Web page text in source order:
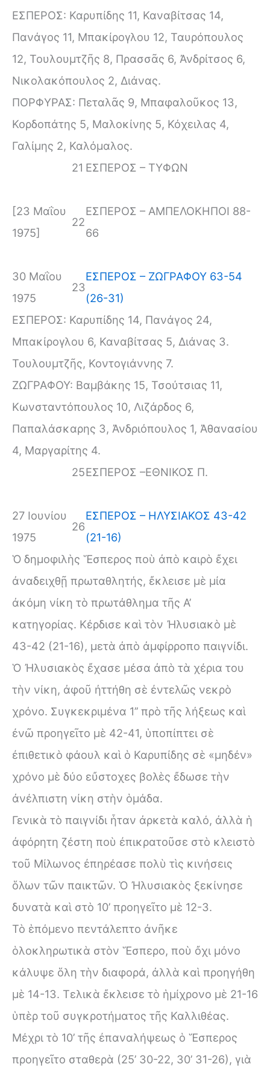
ΕΣΠΕΡΟΣ: Καρυπίδης 11, Καναβίτσας 14,
Πανάγος 11, Μπακίρογλου 12, Ταυρόπουλος
12, Τουλουμτζῆς 8, Πρασσᾶς 6, Ἀνδρίτσος 6,
Νικολακόπουλος 2, Διάνας.
ΠΟΡΦΥΡΑΣ: Πεταλᾶς 9, Μπαφαλοῦκος 13,
Κορδοπάτης 5, Μαλοκίνης 5, Κόχειλας 4,
Γαλίμης 2, Καλόμαλος.
21 ΕΣΠΕΡΟΣ – ΤΥΦΩΝ
[23 Μαΐου
1975]
22
ΕΣΠΕΡΟΣ – ΑΜΠΕΛΟΚΗΠΟΙ 88-
66
30 Μαΐου
1975
23
ΕΣΠΕΡΟΣ – ΖΩΓΡΑΦΟΥ 63-54
(26-31)
ΕΣΠΕΡΟΣ: Καρυπίδης 14, Πανάγος 24,
Μπακίρογλου 6, Καναβίτσας 5, Διάνας 3.
Τουλουμτζῆς, Κοντογιάννης 7.
ΖΩΓΡΑΦΟΥ: Βαμβάκης 15, Τσούτσιας 11,
Κωνσταντόπουλος 10, Λιζάρδος 6,
Παπαλάσκαρης 3, Ἀνδριόπουλος 1, Ἀθανασίου
4, Μαργαρίτης 4.
25ΕΣΠΕΡΟΣ –ΕΘΝΙΚΟΣ Π.
27 Ιουνίου
1975
26
ΕΣΠΕΡΟΣ – ΗΛΥΣΙΑΚΟΣ 43-42
(21-16)
Ὁ δημοφιλὴς Ἕσπερος ποὺ ἀπὸ καιρὸ ἔχει
ἀναδειχθῇ πρωταθλητής, ἔκλεισε μὲ μία
ἀκόμη νίκη τὸ πρωτάθλημα τῆς Α’
κατηγορίας. Κέρδισε καὶ τὸν Ἠλυσιακὸ μὲ
43-42 (21-16), μετὰ ἀπὸ ἀμφίρροπο παιγνίδι.
Ὁ Ἠλυσιακὸς ἔχασε μέσα ἀπὸ τὰ χέρια του
τὴν νίκη, ἀφοῦ ἠττήθη σὲ ἐντελῶς νεκρὸ
χρόνο. Συγκεκριμένα 1’’ πρὸ τῆς λήξεως καὶ
ἐνῶ προηγεῖτο μὲ 42-41, ὑποπίπτει σὲ
ἐπιθετικὸ φάουλ καὶ ὁ Καρυπίδης σὲ «μηδέν»
χρόνο μὲ δύο εὔστοχες βολὲς ἔδωσε τὴν
ἀνέλπιστη νίκη στὴν ὁμάδα.
Γενικὰ τὸ παιγνίδι ἦταν ἀρκετὰ καλό, ἀλλὰ ἡ
ἀφόρητη ζέστη ποὺ ἐπικρατοῦσε στὸ κλειστὸ
τοῦ Μίλωνος ἐπηρέασε πολὺ τὶς κινήσεις
ὅλων τῶν παικτῶν. Ὁ Ἠλυσιακὸς ξεκίνησε
δυνατὰ καὶ στὸ 10’ προηγεῖτο μὲ 12-3.
Τὸ ἑπόμενο πεντάλεπτο ἀνῆκε
ὁλοκληρωτικὰ στὸν Ἕσπερο, ποὺ ὄχι μόνο
κάλυψε ὅλη τὴν διαφορά, ἀλλὰ καὶ προηγήθη
μὲ 14-13. Τελικὰ ἔκλεισε τὸ ἡμίχρονο μὲ 21-16
ὑπὲρ τοῦ συγκροτήματος τῆς Καλλιθέας.
Μέχρι τὸ 10’ τῆς ἐπαναλήψεως ὁ Ἕσπερος
προηγεῖτο σταθερὰ (25’ 30-22, 30’ 31-26), γιὰ